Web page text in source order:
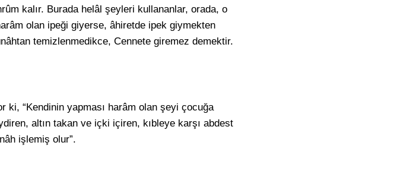
kalır. Burada helâl şeyleri kullananlar, orada, o
olan ipeği giyerse, âhiretde ipek giymekten
temizlenmedikce, Cennete giremez demektir.
ki, “Kendinin yapması harâm olan şeyi çocuğa
altın takan ve içki içiren, kıbleye karşı abdest
işlemiş olur”.